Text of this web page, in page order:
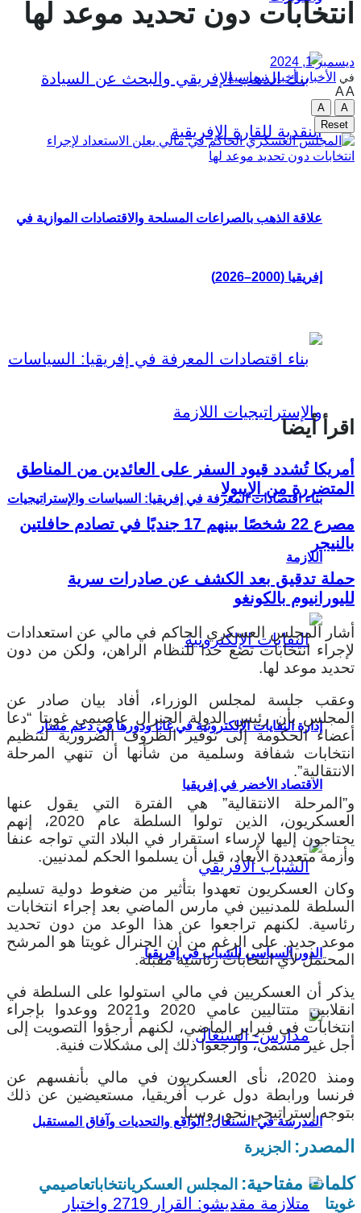
علاقة الذهب بالصراعات المسلحة والاقتصادات الموازية في
إفريقيا (2000–2026)
بناء اقتصادات المعرفة في إفريقيا: السياسات والإستراتيجيات
اللازمة
إدارة النفايات الإلكترونية في غانا ودورها في دعم مسار
الاقتصاد الأخضر في إفريقيا
الدور السياسي للشباب في إفريقيا
المدرسة في السنغال: الواقع والتحديات وآفاق المستقبل
انتخابات دون تحديد موعد لها
ديسمبر 1, 2024
في الأخبار , أخبار سياسية
AA
A
A
Reset
اقرأ أيضا
أمريكا تُشدد قيود السفر على العائدين من المناطق
المتضررة من الإيبولا
مصرع 22 شخصًا بينهم 17 جنديًا في تصادم حافلتين
بالنيجر
حملة تدقيق بعد الكشف عن صادرات سرية
لليورانيوم بالكونغو
أشار المجلس العسكري الحاكم في مالي عن استعدادات
لإجراء انتخابات تضع حدا للنظام الراهن، ولكن من دون
تحديد موعد لها.
وعقب جلسة لمجلس الوزراء، أفاد بيان صادر عن
المجلس بأن رئيس الدولة الجنرال عاصيمي غويتا “دعا
أعضاء الحكومة إلى توفير الظروف الضرورية لتنظيم
انتخابات شفافة وسلمية من شأنها أن تنهي المرحلة
الانتقالية”.
و”المرحلة الانتقالية” هي الفترة التي يقول عنها
العسكريون، الذين تولوا السلطة عام 2020، إنهم
يحتاجون إليها لإرساء استقرار في البلاد التي تواجه عنفا
وأزمة متعددة الأبعاد، قبل أن يسلموا الحكم لمدنيين.
وكان العسكريون تعهدوا بتأثير من ضغوط دولية تسليم
السلطة للمدنيين في مارس الماضي بعد إجراء انتخابات
رئاسية. لكنهم تراجعوا عن هذا الوعد من دون تحديد
موعد جديد. على الرغم من أن الجنرال غويتا هو المرشح
المحتمل لأي انتخابات رئاسية مقبلة.
يذكر أن العسكريين في مالي استولوا على السلطة في
انقلابين متتاليين عامي 2020 و2021 ووعدوا بإجراء
انتخابات في فبراير الماضي، لكنهم أرجؤوا التصويت إلى
أجل غير مسمى، وأرجعوا ذلك إلى مشكلات فنية.
ومنذ 2020، نأى العسكريون في مالي بأنفسهم عن
فرنسا ورابطة دول غرب أفريقيا، مستعيضين عن ذلك
بتوجه إستراتيجي نحو روسيا.
المصدر: الجزيرة
كلمات مفتاحية: المجلس العسكريانتخاباتعاصيمي
غويتا